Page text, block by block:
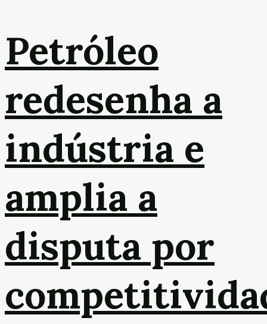
Petróleo
redesenha a
indústria e
amplia a
disputa por